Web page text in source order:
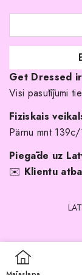
Līgavas družiņu
Veikali
Kāpēc izvēlēties
Get Dressed
Visi pasūtījumi
Fiziskais
Pärnu mnt 139c/
Piegāde uz
✉️ Klientu